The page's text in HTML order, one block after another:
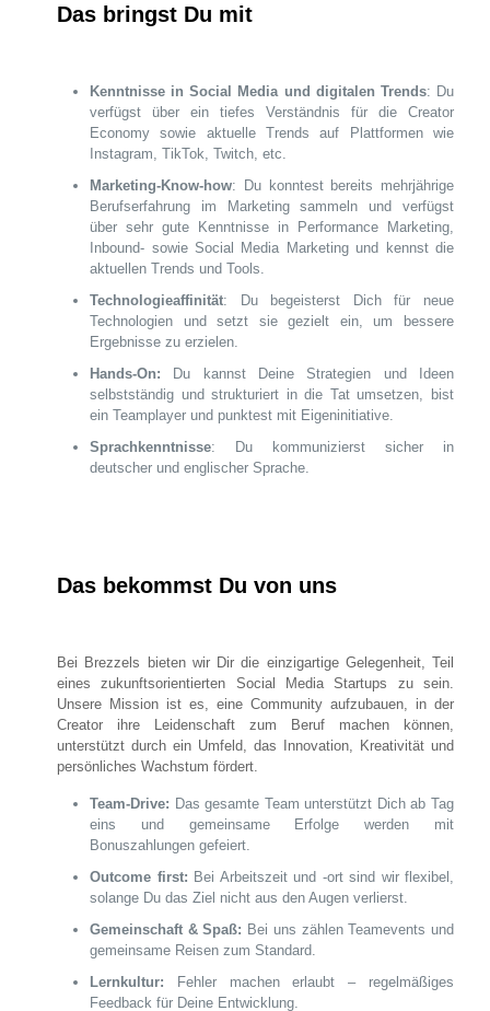
Das bringst Du mit
Kenntnisse in Social Media und digitalen Trends: Du
verfügst über ein tiefes Verständnis für die Creator
Economy sowie aktuelle Trends auf Plattformen wie
Instagram, TikTok, Twitch, etc.
Marketing-Know-how: Du konntest bereits mehrjährige
Berufserfahrung im Marketing sammeln und verfügst
über sehr gute Kenntnisse in Performance Marketing,
Inbound- sowie Social Media Marketing und kennst die
aktuellen Trends und Tools.
Technologieaffinität: Du begeisterst Dich für neue
Technologien und setzt sie gezielt ein, um bessere
Ergebnisse zu erzielen.
Hands-On: Du kannst Deine Strategien und Ideen
selbstständig und strukturiert in die Tat umsetzen, bist
ein Teamplayer und punktest mit Eigeninitiative.
Sprachkenntnisse: Du kommunizierst sicher in
deutscher und englischer Sprache.
Das bekommst Du von uns
Bei Brezzels bieten wir Dir die einzigartige Gelegenheit, Teil
eines zukunftsorientierten Social Media Startups zu sein.
Unsere Mission ist es, eine Community aufzubauen, in der
Creator ihre Leidenschaft zum Beruf machen können,
unterstützt durch ein Umfeld, das Innovation, Kreativität und
persönliches Wachstum fördert.
Team-Drive: Das gesamte Team unterstützt Dich ab Tag
eins und gemeinsame Erfolge werden mit
Bonuszahlungen gefeiert.
Outcome first: Bei Arbeitszeit und -ort sind wir flexibel,
solange Du das Ziel nicht aus den Augen verlierst.
Gemeinschaft & Spaß: Bei uns zählen Teamevents und
gemeinsame Reisen zum Standard.
Lernkultur: Fehler machen erlaubt – regelmäßiges
Feedback für Deine Entwicklung.